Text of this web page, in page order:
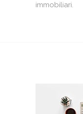
immobiliari.